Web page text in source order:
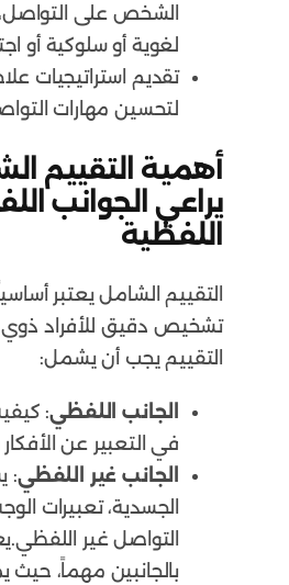
الشخص على
لغوية أو سلوكية أو
تقديم استراتيجيات
لتحسين مهارات
أهمية التقييم
يراعي الجوانب
اللفظية
التقييم الشامل يعتبر
تشخيص دقيق للأفراد ذوي
التقييم يجب أن يشمل:
الجانب اللفظي:
في التعبير عن
الجانب غير اللفظي:
الجسدية، تعبيرات
التواصل غير
بالجانبين مهماً،